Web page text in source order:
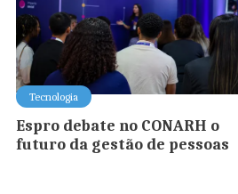
Tecnologia
Espro debate no CONARH o
futuro da gestão de pessoas